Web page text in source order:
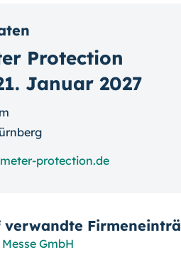
Protection
Januar 2027
protection.de
verwandte
GmbH